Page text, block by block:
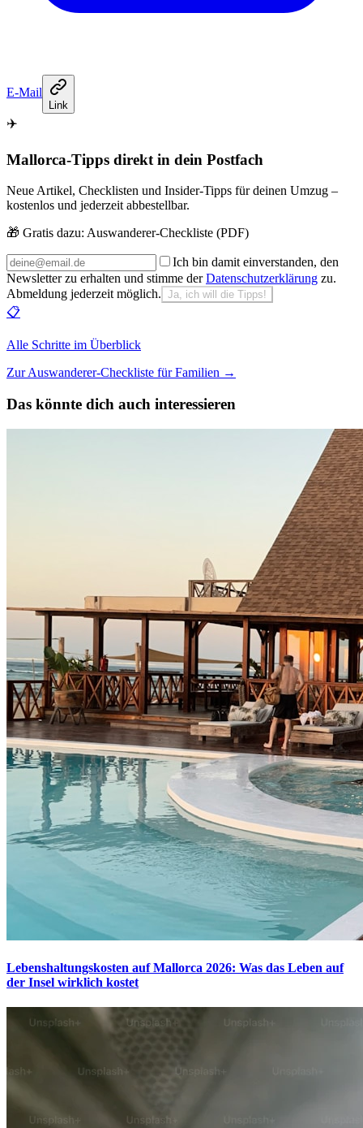
E-Mail
Link
✈️
Mallorca-Tipps direkt in dein Postfach
Neue Artikel, Checklisten und Insider-Tipps für deinen Umzug –
kostenlos und jederzeit abbestellbar.
🎁 Gratis dazu: Auswanderer-Checkliste (PDF)
Ich bin damit einverstanden, den
Newsletter zu erhalten und stimme der Datenschutzerklärung zu.
Abmeldung jederzeit möglich. Ja, ich will die Tipps!
📋
Alle Schritte im Überblick
Zur Auswanderer-Checkliste für Familien →
Das könnte dich auch interessieren
Lebenshaltungskosten auf Mallorca 2026: Was das Leben auf
der Insel wirklich kostet